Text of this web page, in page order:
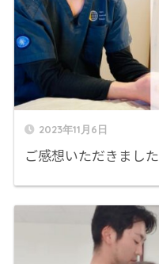
2023年11月6日
ご感想いただきました